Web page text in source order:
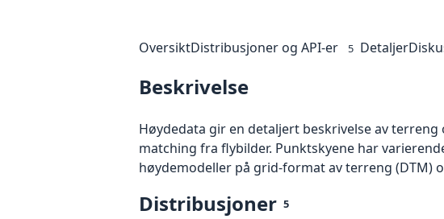
OversiktDistribusjoner og API-er 5 Detaljer
Beskrivelse
Høydedata gir en detaljert beskrivelse av
matching fra flybilder. Punktskyene har
høydemodeller på grid-format av terreng (DTM)
Distribusjoner 5